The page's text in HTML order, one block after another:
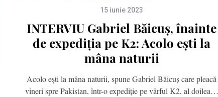
15 iunie 2023
INTERVIU Gabriel Băicuș, înainte
de expediția pe K2: Acolo ești la
mâna naturii
Acolo ești la mâna naturii, spune Gabriel Băicuș care pleacă
vineri spre Pakistan, într-o expediție pe vârful K2, al doilea…